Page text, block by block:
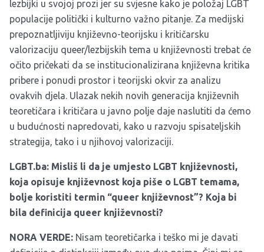
lezbijki u svojoj prozi jer su svjesne kako je položaj LGBT
populacije politički i kulturno važno pitanje. Za medijski
prepoznatljiviju književno-teorijsku i kritičarsku
valorizaciju queer/lezbijskih tema u književnosti trebat će
očito pričekati da se institucionalizirana književna kritika
pribere i ponudi prostor i teorijski okvir za analizu
ovakvih djela. Ulazak nekih novih generacija književnih
teoretičara i kritičara u javno polje daje naslutiti da ćemo
u budućnosti napredovati, kako u razvoju spisateljskih
strategija, tako i u njihovoj valorizaciji.
LGBT.ba: Misliš li da je umjesto LGBT književnosti,
koja opisuje književnost koja piše o LGBT temama,
bolje koristiti termin “queer književnost”? Koja bi
bila definicija queer književnosti?
NORA VERDE: Nisam teoretičarka i teško mi je davati